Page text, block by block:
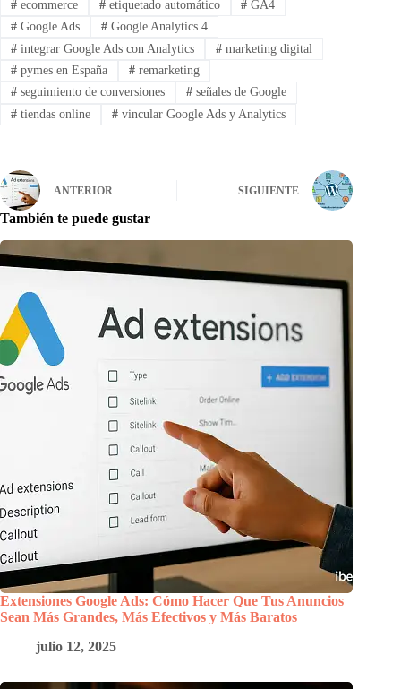
#ecommerce #etiquetado automático # GA4
#Google Ads #Google Analytics 4
#integrar Google Ads con Analytics #marketing digital
#pymes en España #remarketing
#seguimiento de conversiones #señales de Google
#tiendas online #vincular Google Ads y Analytics
ANTERIOR SIGUIENTE
También te puede gustar
Extensiones Google Ads: Cómo Hacer Que Tus Anuncios
Sean Más Grandes, Más Efectivos y Más Baratos
julio 12, 2025